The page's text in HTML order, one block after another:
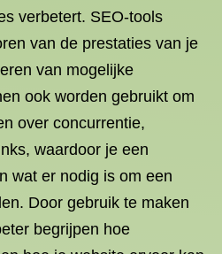
verbetert. SEO-tools
van de prestaties van je
van mogelijke
ook worden gebruikt om
over concurrentie,
waardoor je een
wat er nodig is om een
Door gebruik te maken
begrijpen hoe